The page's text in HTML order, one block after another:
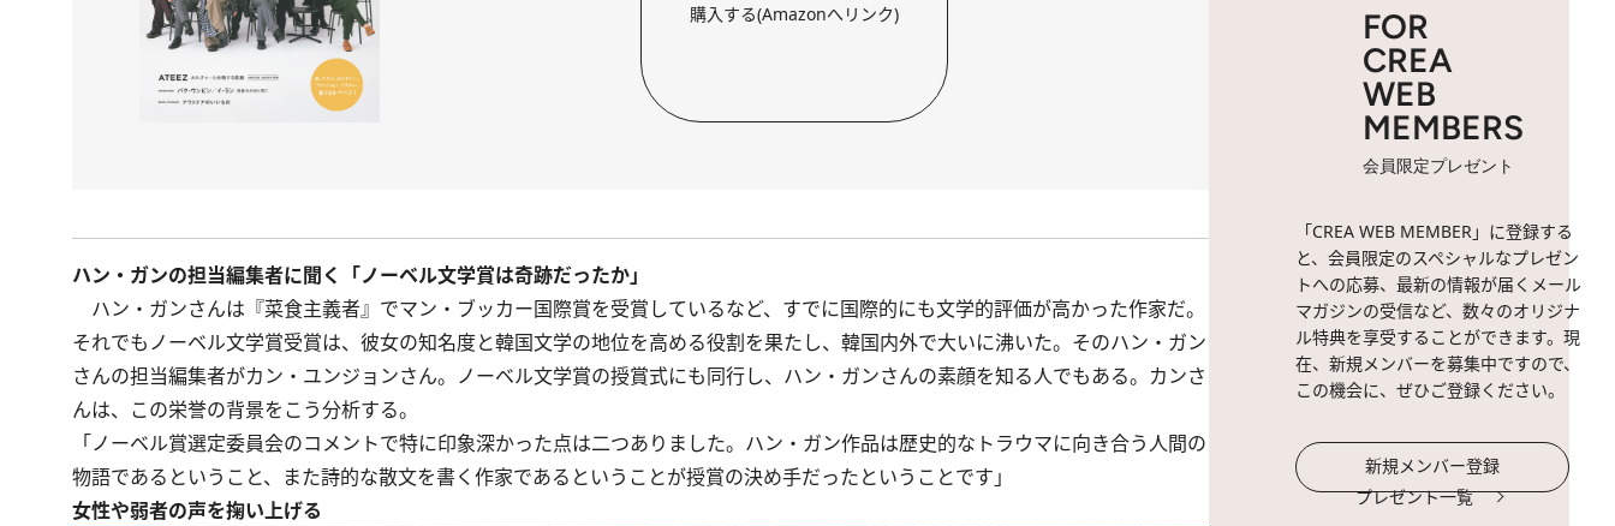
購入する(Amazonへリンク)
ハン・ガンの担当編集者に聞く「ノーベル文学賞は奇跡だったか」
ハン・ガンさんは『菜食主義者』でマン・ブッカー国際賞を受賞しているなど、すでに国際的にも文学的評価が高かった作家だ。
それでもノーベル文学賞受賞は、彼女の知名度と韓国文学の地位を高める役割を果たし、韓国内外で大いに沸いた。そのハン・ガン
さんの担当編集者がカン・ユンジョンさん。ノーベル文学賞の授賞式にも同行し、ハン・ガンさんの素顔を知る人でもある。カンさ
んは、この栄誉の背景をこう分析する。
「ノーベル賞選定委員会のコメントで特に印象深かった点は二つありました。ハン・ガン作品は歴史的なトラウマに向き合う人間の
物語であるということ、また詩的な散文を書く作家であるということが授賞の決め手だったということです」
女性や弱者の声を掬い上げる
FOR
CREA
WEB
MEMBERS
会員限定プレゼント
「CREA WEB MEMBER」に登録する
と、会員限定のスペシャルなプレゼン
トへの応募、最新の情報が届くメール
マガジンの受信など、数々のオリジナ
ル特典を享受することができます。現
在、新規メンバーを募集中ですので、
この機会に、ぜひご登録ください。
新規メンバー登録
プレゼント一覧